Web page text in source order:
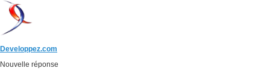
Developpez.com
Nouvelle réponse